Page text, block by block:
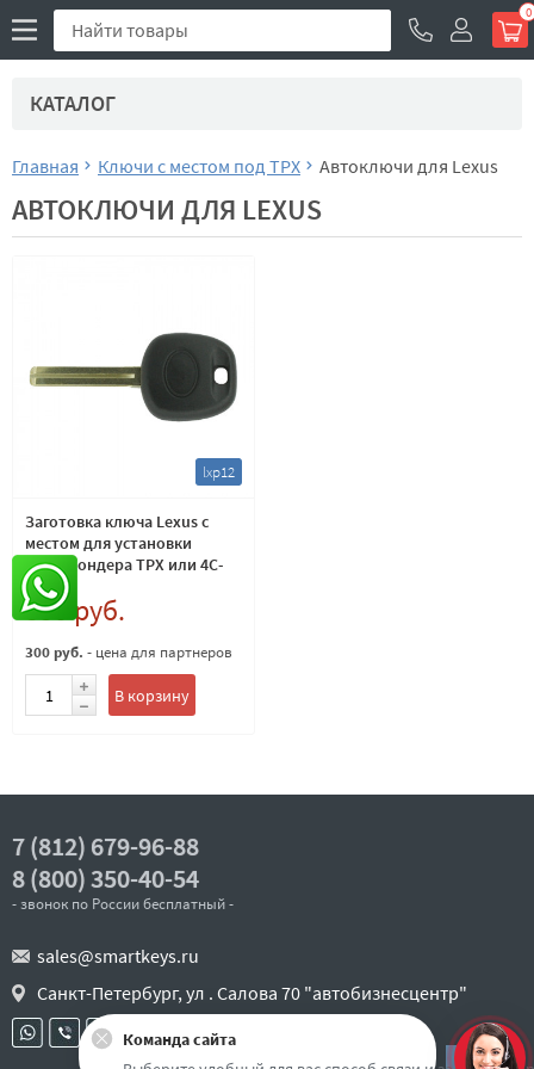
0
КАТАЛОГ
Главная Ключи с местом под TPX Автоключи для Lexus
АВТОКЛЮЧИ ДЛЯ LEXUS
lxp12
Заготовка ключа Lexus с
местом для установки
транспондера TPX или 4C-
4D, лезвие TOY48
350 руб.
300 руб. - цена для партнеров
В корзину
7 (812) 679-96-88
8 (800) 350-40-54
- звонок по России бесплатный -
sales@smartkeys.ru
Санкт-Петербург, ул . Салова 70 "автобизнесцентр"
Команда сайта